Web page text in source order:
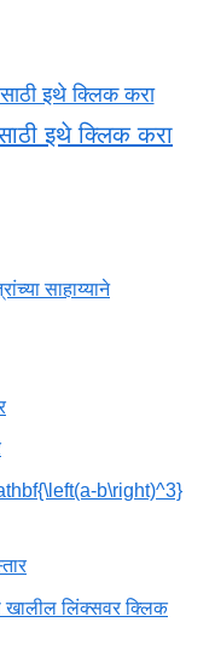
इथे क्लिक करा
इथे क्लिक करा
साहाय्याने
b\right)^3}
खालील लिंक्सवर क्लिक